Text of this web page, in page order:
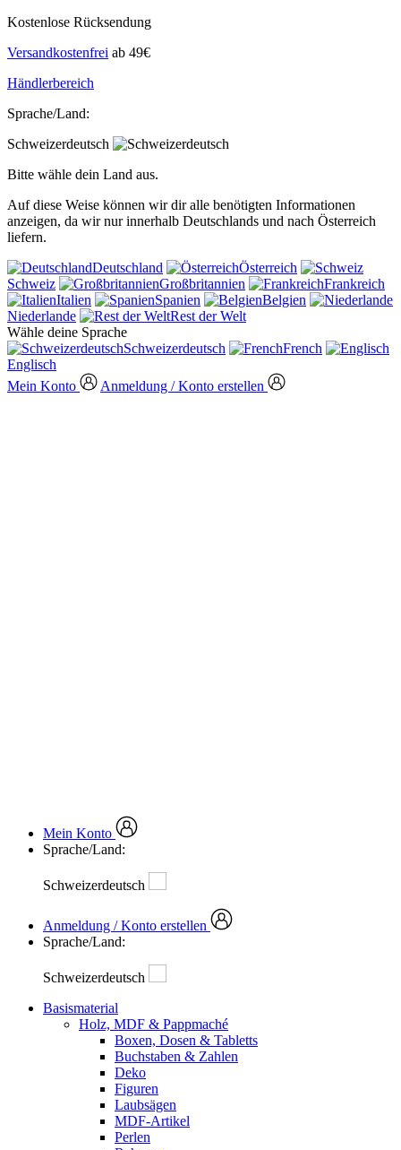
Kostenlose Rücksendung
Versandkostenfrei ab 49€
Händlerbereich
Sprache/Land:
Schweizerdeutsch
Bitte wähle dein Land aus.
Auf diese Weise können wir dir alle benötigten Informationen
anzeigen, da wir nur innerhalb Deutschlands und nach Österreich
liefern.
Deutschland
Österreich
Schweiz
Großbritannien
Frankreich
Italien
Spanien
Belgien
Niederlande
Rest der Welt
Wähle deine Sprache
Schweizerdeutsch
French
Englisch
Mein Konto
Anmeldung / Konto erstellen
Mein Konto
Sprache/Land:
Schweizerdeutsch
Anmeldung / Konto erstellen
Sprache/Land:
Schweizerdeutsch
Basismaterial
Holz, MDF & Pappmaché
Boxen, Dosen & Tabletts
Buchstaben & Zahlen
Deko
Figuren
Laubsägen
MDF-Artikel
Perlen